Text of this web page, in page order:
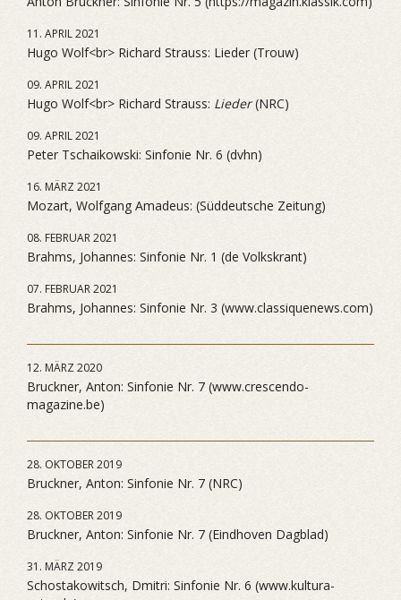
11. APRIL 2021
Hugo Wolf<br> Richard Strauss: Lieder (Trouw)
09. APRIL 2021
Hugo Wolf<br> Richard Strauss: Lieder(NRC)
09. APRIL 2021
Peter Tschaikowski: Sinfonie Nr. 6 (dvhn)
16. MÄRZ 2021
Mozart, Wolfgang Amadeus: (Süddeutsche Zeitung)
08. FEBRUAR 2021
Brahms, Johannes: Sinfonie Nr. 1 (de Volkskrant)
07. FEBRUAR 2021
Brahms, Johannes: Sinfonie Nr. 3 (www.classiquenews.com)
12. MÄRZ 2020
Bruckner, Anton: Sinfonie Nr. 7 (www.crescendo-
magazine.be)
28. OKTOBER 2019
Bruckner, Anton: Sinfonie Nr. 7 (NRC)
28. OKTOBER 2019
Bruckner, Anton: Sinfonie Nr. 7 (Eindhoven Dagblad)
31. MÄRZ 2019
Schostakowitsch, Dmitri: Sinfonie Nr. 6 (www.kultura-